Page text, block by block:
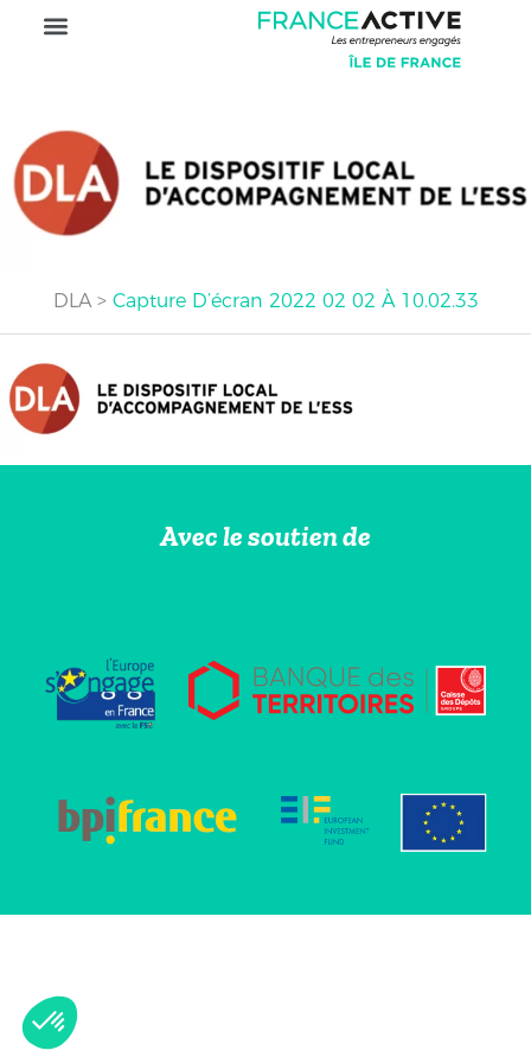
DLA> Capture D’écran 2022 02 02 À 10.02.33
Avec le soutien de